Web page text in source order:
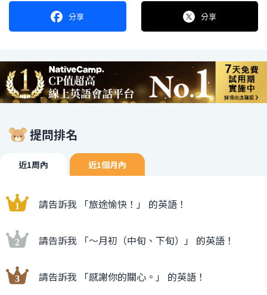
分享 分享
提問排名
近1周內 近1個月內
請告訴我 「旅途愉快！」 的英語！
請告訴我 「〜月初（中旬、下旬）」 的英語！
請告訴我 「感謝你的關心。」 的英語！